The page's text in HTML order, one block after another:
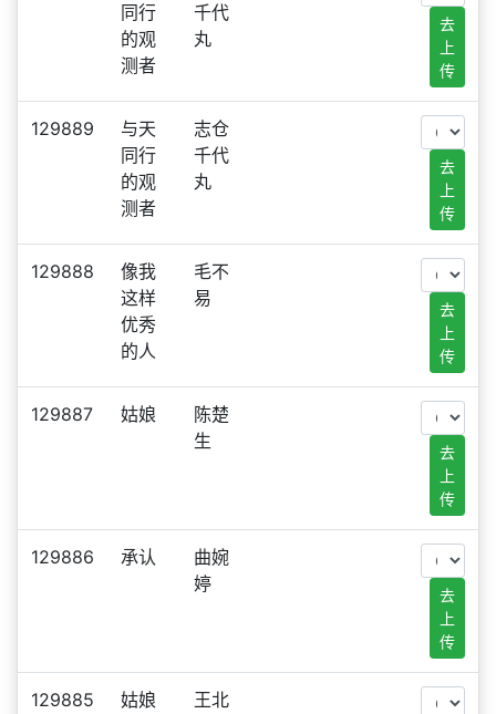
同行
的观
测者
千代
丸
去
上
传
129889
与天
同行
的观
测者
志仓
千代
丸
去
上
传
129888
像我
这样
优秀
的人
毛不
易
去
上
传
129887 姑娘
陈楚
生
去
上
传
129886 承认
曲婉
婷
去
上
传
129885 姑娘
王北